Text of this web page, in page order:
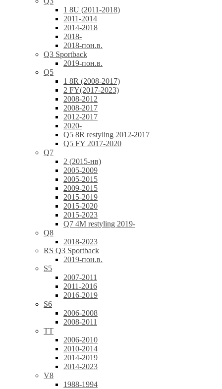
1 8U (2011-2018)
2011-2014
2014-2018
2018-
2018-пон.в.
Q3 Sportback
2019-пон.в.
Q5
1 8R (2008-2017)
2 FY(2017-2023)
2008-2012
2008-2017
2012-2017
2020-
Q5 8R restyling 2012-2017
Q5 FY 2017-2020
Q7
2 (2015-нв)
2005-2009
2005-2015
2009-2015
2015-2019
2015-2020
2015-2023
Q7 4M restyling 2019-
Q8
2018-2023
RS Q3 Sportback
2019-пон.в.
S5
2007-2011
2011-2016
2016-2019
S6
2006-2008
2008-2011
TT
2006-2010
2010-2014
2014-2019
2014-2023
V8
1988-1994